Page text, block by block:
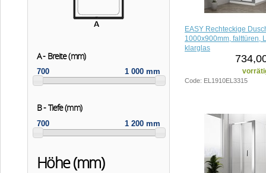
A - Breite (mm)
700 1 000 mm
B - Tiefe (mm)
700 1 200 mm
Höhe (mm)
EASY Rechteckige
1000x900mm, falttüren,
klarglas
Code: EL1910EL3315